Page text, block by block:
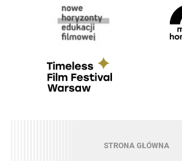
Menu - strona główna
STRONA GŁÓWNA